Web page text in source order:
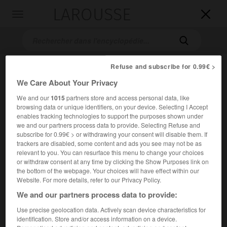


Accueil>Encyclopédie [musdico] >Jon H Appleton
Jon H.Appleton
Cet article est extrait de l'ouvrage Larousse « Dictionnaire
de la musique ».
Compositeur américain (Los Angeles 1939 - Vermont 2022).
Refuse and subscribe for 0.99€ >
We Care About Your Privacy
We and our1015partners store and access personal data, like
browsing data or unique identifiers, on your device. Selecting I Accept
enables tracking technologies to support the purposes shown under
we and our partners process data to provide. Selecting Refuse and
subscribe for 0.99€ > or withdrawing your consent will disable them. If
trackers are disabled, some content and ads you see may not be as
relevant to you. You can resurface this menu to change your choices
or withdraw consent at any time by clicking the Show Purposes link on
the bottom of the webpage. Your choices will have effect within our
Website. For more details, refer to our Privacy Policy.
We and our partners process data to provide:
Use precise geolocation data. Actively scan device characteristics for
identification. Store and/or access information on a device.